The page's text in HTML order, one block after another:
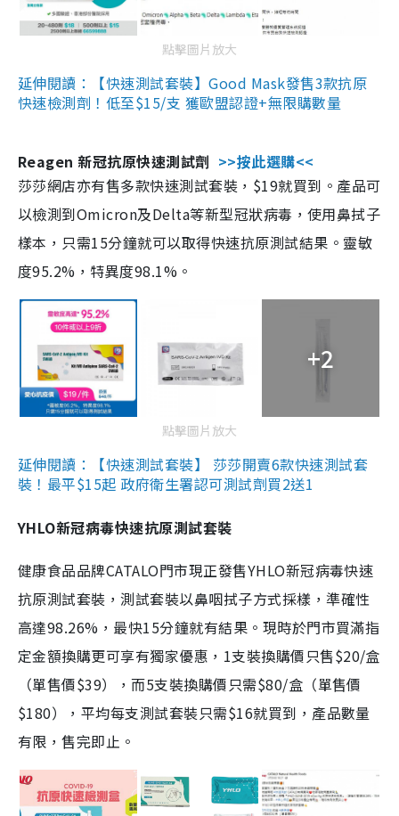
點擊圖片放大
延伸閱讀：【快速測試套裝】Good Mask發售3款抗原
快速檢測劑！低至$15/支 獲歐盟認證+無限購數量
Reagen 新冠抗原快速測試劑 >>按此選購<<
莎莎網店亦有售多款快速測試套裝，$19就買到。產品可
以檢測到Omicron及Delta等新型冠狀病毒，使用鼻拭子
樣本，只需15分鐘就可以取得快速抗原測試結果。靈敏
度95.2%，特異度98.1%。
+2
點擊圖片放大
延伸閱讀：【快速測試套裝】 莎莎開賣6款快速測試套
裝！最平$15起 政府衛生署認可測試劑買2送1
YHLO新冠病毒快速抗原測試套裝
健康食品品牌CATALO門市現正發售YHLO新冠病毒快速
抗原測試套裝，測試套裝以鼻咽拭子方式採樣，準確性
高達98.26%，最快15分鐘就有結果。現時於門市買滿指
定金額換購更可享有獨家優惠，1支裝換購價只售$20/盒
（單售價$39），而5支裝換購價只需$80/盒（單售價
$180），平均每支測試套裝只需$16就買到，產品數量
有限，售完即止。